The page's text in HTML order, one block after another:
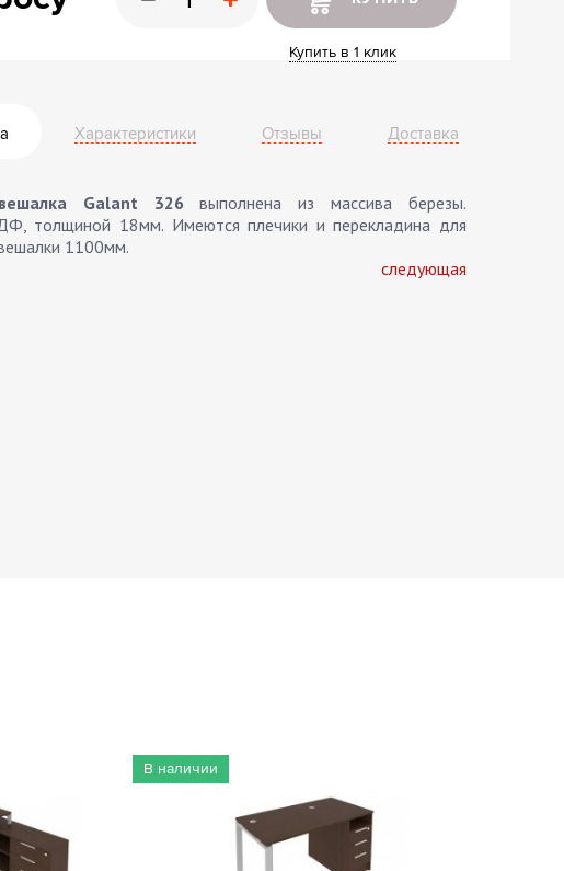
Архивные шкафы
Купить в 1 клик
Характеристики Отзывы Доставка
Galant 326 выполнена из массива березы.
толщиной 18мм. Имеются плечики и перекладина для
1100мм.
следующая
В наличии